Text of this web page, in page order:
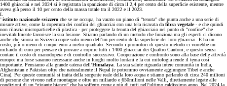
1400 ghiacciai e nel 2024 si è registrata la sparizione di circa il 2,4 per cento della superficie esistente, mentre
aveva già perso il 10 per cento della massa totale tra il 2022 e il 2023.
L
’istituto nazionale svizzero che se ne occupa, ha varato un piano di “tenuta” che punta anche a una serie di
misure attive, come la copertura dei confini dei ghiacciai con una tela ricavata da fibra vegetale- e che quindi
non rilascia microparticelle di plastica - per proteggere la tenuta del ghiacciaio nel punto di “confine” che
inevitabilmente favorisce la sua fusione. Stiamo parlando di un metodo che funziona ma gli esperti ci dicono
anche che sinora in Svizzera copre solo meno dell’un per cento della superficie dei loro ghiacciai. E ha un
costo, più o meno di cinque euro a metro quadrato. Secondo i promotori di questo metodo ci vorrebbe un
miliardo di euro per pensare di provare a coprire tutti i 1400 ghiacciai dei Quattro Cantoni; e questo senza
contare il costo di manodopera e di controllo successivo. Cooperazione e confronto sono alla base delle attività
europee ma forse saranno necessarie anche in luoghi molto lontani e la cui mitologia rende il tema così
importante. Pensiamo alla grande catena dell’Himalaya . La sua salute riguarda intere comunità in India,
Afghanistan e Pakistan oltre che naturalmente il Nepal (e potremmo ovviamente aggiungere Tibet e anche
Cina). Per queste comunità si tratta della sorgente reale della loro acqua e stiamo parlando di circa 240 milioni
di persone che vivono nelle montagne e oltre un miliardo e 650milioni nelle Valli, direttamente legate alle
condizioni di un “gigante bianco” che ha sofferto come e più di tutti nell’ultimo caldissimo anno. Nel 2024 la